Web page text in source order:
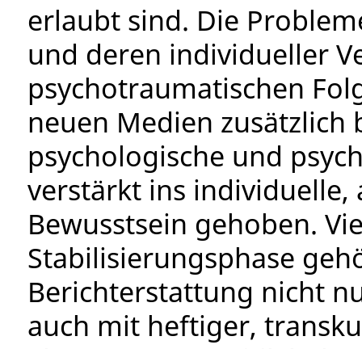
erlaubt sind. Die
und deren individueller
psychotraumatischen
neuen Medien zusätzlich
psychologische und
verstärkt ins individuelle,
Bewusstsein gehoben.
Stabilisierungsphase
Berichterstattung nicht
auch mit heftiger,